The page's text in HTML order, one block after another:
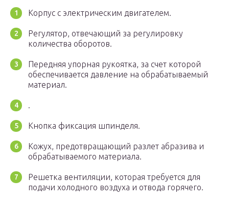
Корпус с электрическим двигателем.
Регулятор, отвечающий за регулировку
количества оборотов.
Передняя упорная рукоятка, за счет которой
обеспечивается давление на обрабатываемый
материал.
.
Кнопка фиксация шпинделя.
Кожух, предотвращающий разлет абразива и
обрабатываемого материала.
Решетка вентиляции, которая требуется для
подачи холодного воздуха и отвода горячего.